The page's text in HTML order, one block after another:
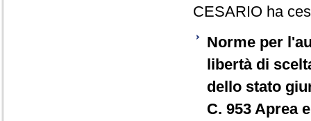
CESARIO ha
Norme per
libertà di
dello stato
C. 953 Aprea